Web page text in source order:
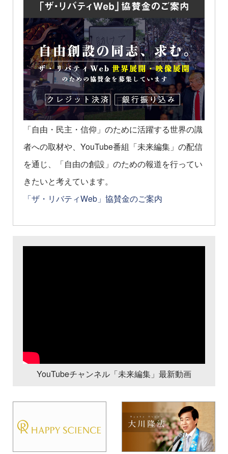
「自由・民主・信仰」のために活躍する世界の識
者への取材や、YouTube番組「未来編集」の配信
を通じ、「自由の創設」のための報道を行ってい
きたいと考えています。
「ザ・リバティWeb」協賛金のご案内
YouTubeチャンネル「未来編集」最新動画